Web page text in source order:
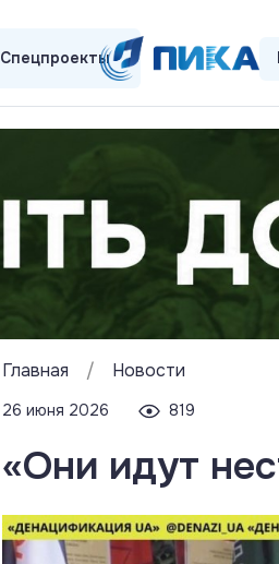
Спецпроекты
Главная / Новости
26 июня 2026 819
«Они идут